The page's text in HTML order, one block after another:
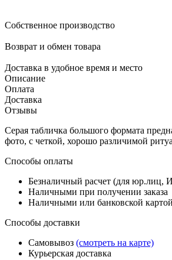
Собственное производство
Возврат и обмен товара
Доставка в удобное время и место
Описание
Оплата
Доставка
Отзывы
Серая табличка большого формата
фото, с четкой, хорошо различимой
Способы оплаты
Безналичный расчет (для юр.лиц,
Наличными при получении заказа
Наличными или банковской
Способы доставки
Самовывоз (смотреть на карте)
Курьерская доставка